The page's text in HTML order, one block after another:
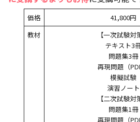
価格
41,800円
教材
【一次試験対
テキスト3
問題集3冊
再現問題（
模擬試験
演習ノート
【二次試験対
問題集1冊
再現問題（